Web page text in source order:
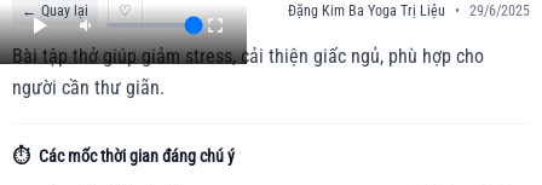
← Quay lại ♡ Đặng Kim Ba Yoga Trị Liệu • 29/6/2025
Bài tập thở giúp giảm stress, cải thiện giấc ngủ, phù hợp cho
người cần thư giãn.
⏱️ Các mốc thời gian đáng chú ý